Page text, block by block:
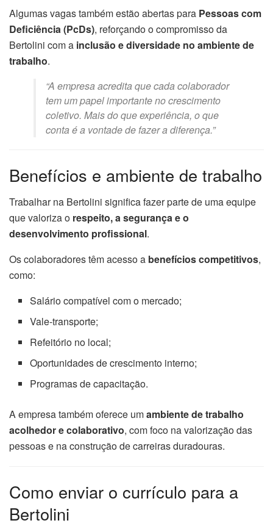
Algumas vagas também estão abertas para Pessoas com
Deficiência (PcDs), reforçando o compromisso da
Bertolini com a inclusão e diversidade no ambiente de
trabalho.
“A empresa acredita que cada colaborador
tem um papel importante no crescimento
coletivo. Mais do que experiência, o que
conta é a vontade de fazer a diferença.”
Benefícios e ambiente de trabalho
Trabalhar na Bertolini significa fazer parte de uma equipe
que valoriza o respeito, a segurança e o
desenvolvimento profissional.
Os colaboradores têm acesso a benefícios competitivos,
como:
Salário compatível com o mercado;
Vale-transporte;
Refeitório no local;
Oportunidades de crescimento interno;
Programas de capacitação.
A empresa também oferece umambiente de trabalho
acolhedor e colaborativo, com foco na valorização das
pessoas e na construção de carreiras duradouras.
Como enviar o currículo para a
Bertolini